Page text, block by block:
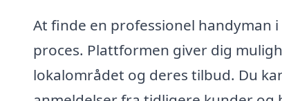
At finde en professionel handyman
proces. Plattformen giver dig
lokalområdet og deres tilbud. Du